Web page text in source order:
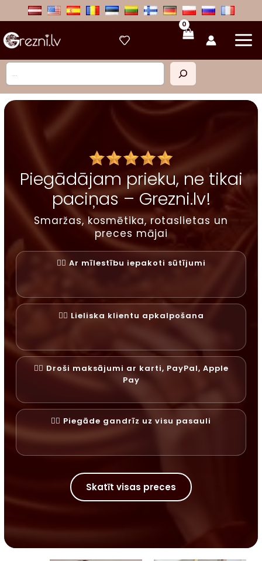
Meklēt
Piegādājam prieku, ne tikai
paciņas – Grezni.lv!
Smaržas, kosmētika, rotaslietas un
preces mājai
✓⃝ Ar mīlestību iepakoti sūtījumi
✓⃝ Lieliska klientu apkalpošana
✓⃝ Droši maksājumi ar karti, PayPal, Apple
Pay
✓⃝ Piegāde gandrīz uz visu pasauli
Skatīt visas preces